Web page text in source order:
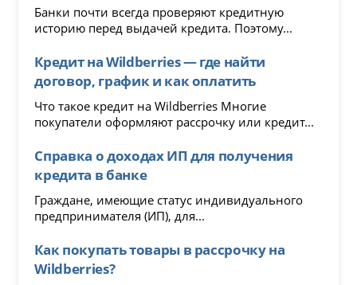
Банки почти всегда проверяют кредитную
историю перед выдачей кредита. Поэтому...
Кредит на Wildberries — где найти
договор, график и как оплатить
Что такое кредит на Wildberries Многие
покупатели оформляют рассрочку или кредит...
Справка о доходах ИП для получения
кредита в банке
Граждане, имеющие статус индивидуального
предпринимателя (ИП), для...
Как покупать товары в рассрочку на
Wildberries?